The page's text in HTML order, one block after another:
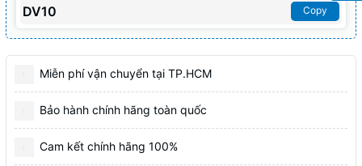
DV10 Copy
Miễn phí vận chuyển tại TP.HCM
Bảo hành chính hãng toàn quốc
Cam kết chính hãng 100%